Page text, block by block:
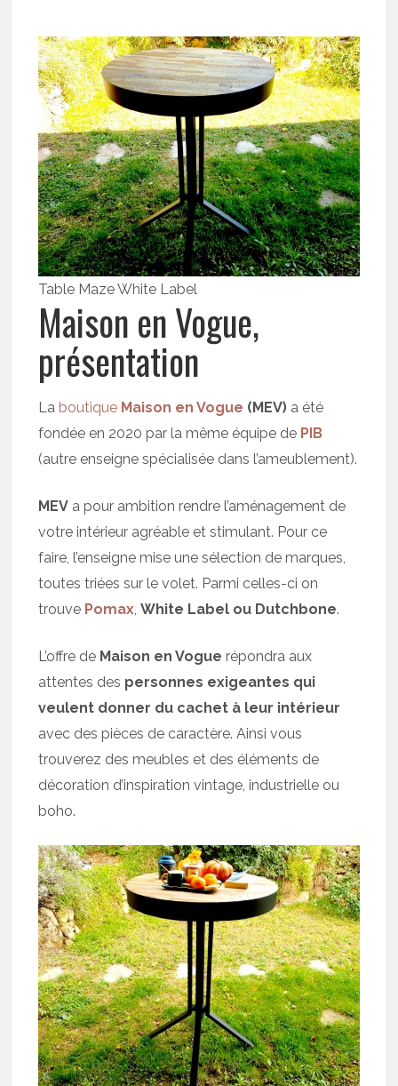
Table Maze White Label
Maison en Vogue,
présentation
La boutique Maison en Vogue (MEV) a été
fondée en 2020 par la même équipe de PIB
(autre enseigne spécialisée dans l’ameublement).
MEV a pour ambition rendre l’aménagement de
votre intérieur agréable et stimulant. Pour ce
faire, l’enseigne mise une sélection de marques,
toutes triées sur le volet. Parmi celles-ci on
trouve Pomax,White Label ou Dutchbone.
L’offre de Maison en Voguerépondra aux
attentes des personnes exigeantes qui
veulent donner du cachet à leur intérieur
avec des pièces de caractère. Ainsi vous
trouverez des meubles et des éléments de
décoration d’inspiration vintage, industrielle ou
boho.